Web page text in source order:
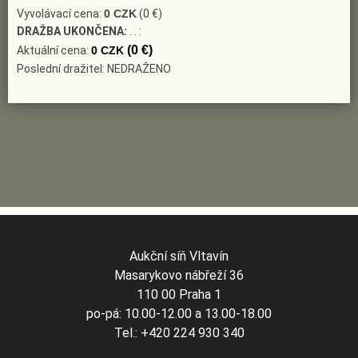
Vyvolávací cena: 0 CZK(0 €)
DRAŽBA UKONČENA: . . :
Aktuální cena: 0 CZK (0 €)
Poslední dražitel: NEDRAŽENO
Aukční síň Vltavín
Masarykovo nábřeží 36
110 00 Praha 1
po-pá: 10.00-12.00 a 13.00-18.00
Tel.: +420 224 930 340